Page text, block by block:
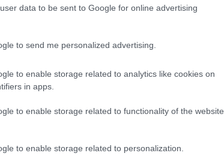
data to be sent to Google for online advertising
to send me personalized advertising.
to enable storage related to analytics like cookies on
in apps.
to enable storage related to functionality of the website
to enable storage related to personalization.